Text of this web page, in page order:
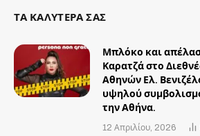
ΤΑ ΚΑΛΥΤΕΡΑ ΣΑΣ
Μπλόκο και
Καρατζά στο
Αθηνών Ελ.
υψηλού
την Αθήνα.
12 Απριλίου, 2026